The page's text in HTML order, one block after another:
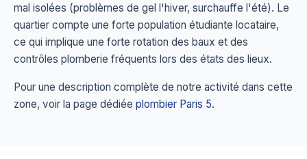
mal isolées (problèmes de gel l'hiver, surchauffe l'été). Le
quartier compte une forte population étudiante locataire,
ce qui implique une forte rotation des baux et des
contrôles plomberie fréquents lors des états des lieux.
Pour une description complète de notre activité dans cette
zone, voir la page dédiée plombier Paris 5.